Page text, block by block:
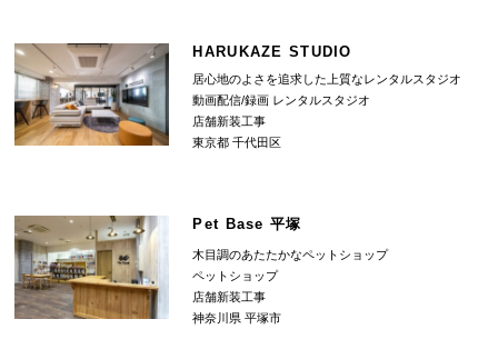
HARUKAZE STUDIO
居心地のよさを追求した上質なレンタルスタジオ
動画配信/録画 レンタルスタジオ
店舗新装工事
東京都 千代田区
Pet Base 平塚
木目調のあたたかなペットショップ
ペットショップ
店舗新装工事
神奈川県 平塚市